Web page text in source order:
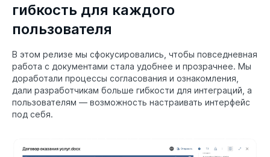
гибкость для каждого
пользователя
В этом релизе мы сфокусировались, чтобы повседневная
работа с документами стала удобнее и прозрачнее. Мы
доработали процессы согласования и ознакомления,
дали разработчикам больше гибкости для интеграций, а
пользователям — возможность настраивать интерфейс
под себя.